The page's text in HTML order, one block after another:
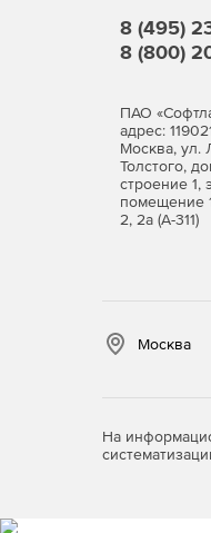
8 (495)
8 (800)
ПАО
адрес:
Москва, ул.
Толстого,
строение 1,
помещение
2, 2а (А-311)
Москва
На